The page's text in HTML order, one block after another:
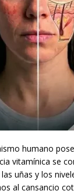
humano
vitamínica se
uñas y los
al cansancio